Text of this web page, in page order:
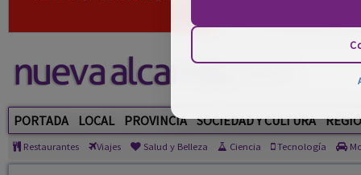
PORTADA LOCAL PROVINCIA SOCIEDAD Y CULTURA
Restaurantes Viajes Salud y Belleza Ciencia Tecnología